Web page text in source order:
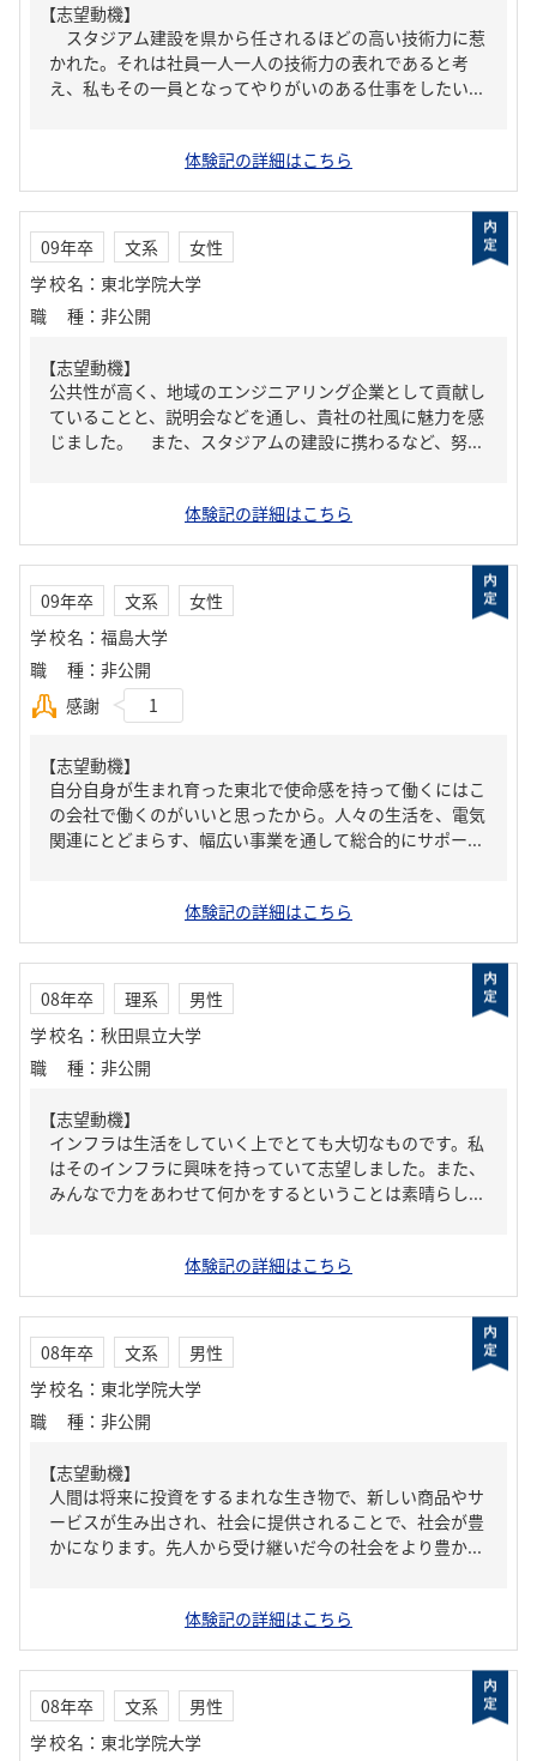
【志望動機】
スタジアム建設を県から任されるほどの高い技術力に惹
かれた。それは社員一人一人の技術力の表れであると考
え、私もその一員となってやりがいのある仕事をしたい...
体験記の詳細はこちら
09年卒 文系
女性
学校名 ： 東北学院大学
職種 ： 非公開
【志望動機】
公共性が高く、地域のエンジニアリング企業として貢献し
ていることと、説明会などを通し、貴社の社風に魅力を感
じました。 また、スタジアムの建設に携わるなど、努...
体験記の詳細はこちら
09年卒 文系
女性
学校名 ： 福島大学
職種 ： 非公開
感謝
1
【志望動機】
自分自身が生まれ育った東北で使命感を持って働くにはこ
の会社で働くのがいいと思ったから。人々の生活を、電気
関連にとどまらす、幅広い事業を通して総合的にサポー...
体験記の詳細はこちら
08年卒 理系
男性
学校名 ： 秋田県立大学
職種 ： 非公開
【志望動機】
インフラは生活をしていく上でとても大切なものです。私
はそのインフラに興味を持っていて志望しました。また、
みんなで力をあわせて何かをするということは素晴らし...
体験記の詳細はこちら
08年卒 文系
男性
学校名 ： 東北学院大学
職種 ： 非公開
【志望動機】
人間は将来に投資をするまれな生き物で、新しい商品やサ
ービスが生み出され、社会に提供されることで、社会が豊
かになります。先人から受け継いだ今の社会をより豊か...
体験記の詳細はこちら
08年卒 文系
男性
学校名 ： 東北学院大学